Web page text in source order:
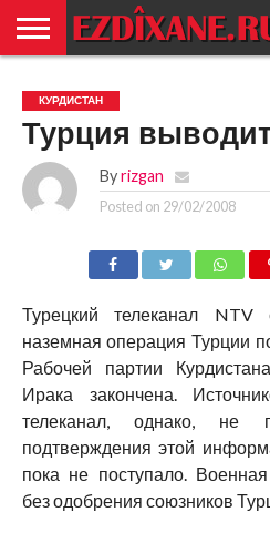
ЕЗИДИЗМ
НОВОСТИ
ИСТОРИЯ
КУЛЬТУРА
КОНТАКТ
КУРДИСТАН
Турция
By rizgan
Posted on 29/02/2008
Турецкий телеканал
наземная операция Турции
Рабочей партии
Ирака закончена.
телеканал, однако, не
подтверждения этой
пока не поступало.
без одобрения союзников